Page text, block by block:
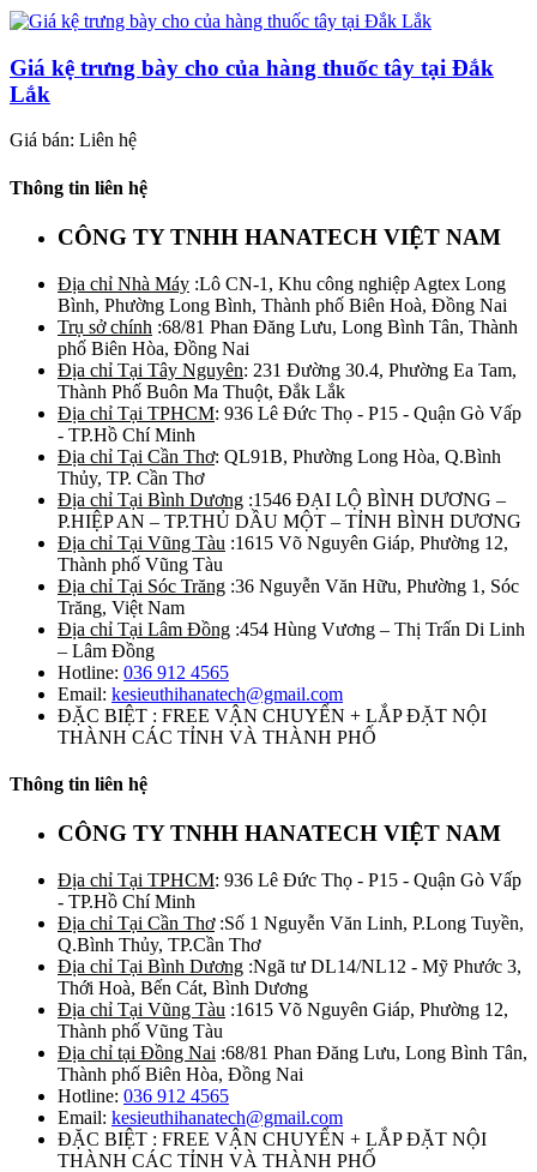
Giá kệ trưng bày cho của hàng thuốc tây tại Đắk
Lắk
Giá bán: Liên hệ
Thông tin liên hệ
CÔNG TY TNHH HANATECH VIỆT NAM
Địa chỉ Nhà Máy :Lô CN-1, Khu công nghiệp Agtex Long
Bình, Phường Long Bình, Thành phố Biên Hoà, Đồng Nai
Trụ sở chính :68/81 Phan Đăng Lưu, Long Bình Tân, Thành
phố Biên Hòa, Đồng Nai
Địa chỉ Tại Tây Nguyên: 231 Đường 30.4, Phường Ea Tam,
Thành Phố Buôn Ma Thuột, Đắk Lắk
Địa chỉ Tại TPHCM: 936 Lê Đức Thọ - P15 - Quận Gò Vấp
- TP.Hồ Chí Minh
Địa chỉ Tại Cần Thơ: QL91B, Phường Long Hòa, Q.Bình
Thủy, TP. Cần Thơ
Địa chỉ Tại Bình Dương :1546 ĐẠI LỘ BÌNH DƯƠNG –
P.HIỆP AN – TP.THỦ DẦU MỘT – TỈNH BÌNH DƯƠNG
Địa chỉ Tại Vũng Tàu :1615 Võ Nguyên Giáp, Phường 12,
Thành phố Vũng Tàu
Địa chỉ Tại Sóc Trăng :36 Nguyễn Văn Hữu, Phường 1, Sóc
Trăng, Việt Nam
Địa chỉ Tại Lâm Đồng :454 Hùng Vương – Thị Trấn Di Linh
– Lâm Đồng
Hotline: 036 912 4565
Email: kesieuthihanatech@gmail.com
ĐẶC BIỆT : FREE VẬN CHUYỂN + LẮP ĐẶT NỘI
THÀNH CÁC TỈNH VÀ THÀNH PHỐ
Thông tin liên hệ
CÔNG TY TNHH HANATECH VIỆT NAM
Địa chỉ Tại TPHCM: 936 Lê Đức Thọ - P15 - Quận Gò Vấp
- TP.Hồ Chí Minh
Địa chỉ Tại Cần Thơ:Số 1 Nguyễn Văn Linh, P.Long Tuyền,
Q.Bình Thủy, TP.Cần Thơ
Địa chỉ Tại Bình Dương :Ngã tư DL14/NL12 - Mỹ Phước 3,
Thới Hoà, Bến Cát, Bình Dương
Địa chỉ Tại Vũng Tàu :1615 Võ Nguyên Giáp, Phường 12,
Thành phố Vũng Tàu
Địa chỉ tại Đồng Nai :68/81 Phan Đăng Lưu, Long Bình Tân,
Thành phố Biên Hòa, Đồng Nai
Hotline: 036 912 4565
Email: kesieuthihanatech@gmail.com
ĐẶC BIỆT : FREE VẬN CHUYỂN + LẮP ĐẶT NỘI
THÀNH CÁC TỈNH VÀ THÀNH PHỐ